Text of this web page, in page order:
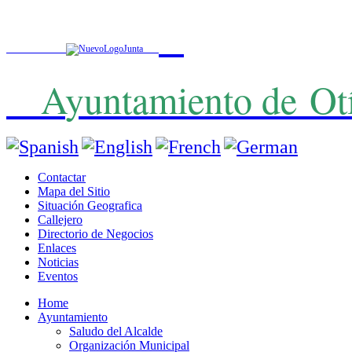
Ayuntamiento de
Contactar
Mapa del Sitio
Situación Geografica
Callejero
Directorio de Negocios
Enlaces
Noticias
Eventos
Home
Ayuntamiento
Saludo del Alcalde
Organización Municipal